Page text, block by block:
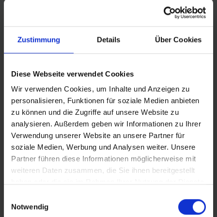
Zustimmung Details Über Cookies
Diese Webseite verwendet Cookies
Wir verwenden Cookies, um Inhalte und Anzeigen zu
personalisieren, Funktionen für soziale Medien anbieten
zu können und die Zugriffe auf unsere Website zu
analysieren. Außerdem geben wir Informationen zu Ihrer
Verwendung unserer Website an unsere Partner für
soziale Medien, Werbung und Analysen weiter. Unsere
Partner führen diese Informationen möglicherweise mit
weiteren Daten zusammen, die Sie ihnen bereitgestellt
Notwendig
PERSLIJST
ontvangen? Registreer u dan hier en ontvang vanaf
nu alle persberichten van Schwalbe.
Nu registreren